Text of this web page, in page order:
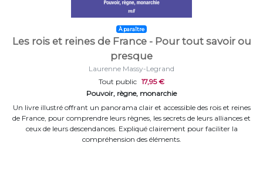
À paraître
Les rois et reines de France - Pour tout savoir ou
presque
Laurenne Massy-Legrand
Tout public 17,95 €
Pouvoir, règne, monarchie
Un livre illustré offrant un panorama clair et accessible des rois et reines
de France, pour comprendre leurs règnes, les secrets de leurs alliances et
ceux de leurs descendances. Expliqué clairement pour faciliter la
compréhension des éléments.